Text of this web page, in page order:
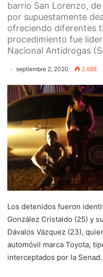
barrio San Lorenzo,
por supuestamente
ofreciendo diferentes
procedimiento fue
Nacional Antidrogas
septiembre 2, 2020 2.688
Los detenidos fueron
González Cristaldo (25) y
Dávalos Vázquez (23),
automóvil marca Toyota,
interceptados por la Senad.